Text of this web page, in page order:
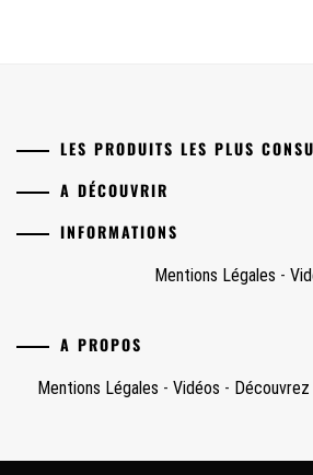
LES PRODUITS LES PLUS
A DÉCOUVRIR
INFORMATIONS
Mentions Légales -
A PROPOS
Mentions Légales - Vidéos -